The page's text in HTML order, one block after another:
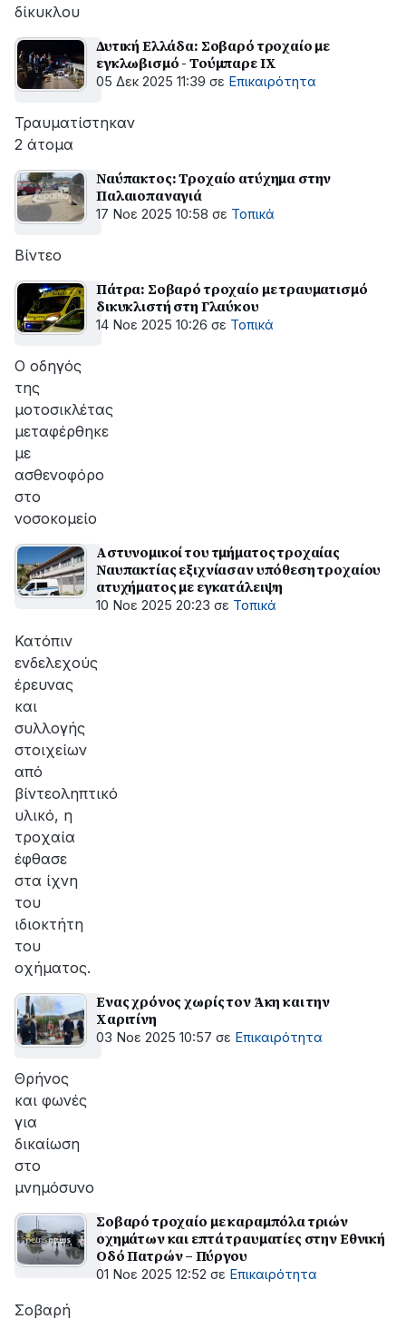
δίκυκλου
Δυτική Ελλάδα: Σοβαρό τροχαίο με
εγκλωβισμό - Τούμπαρε ΙΧ
05 Δεκ 2025 11:39 σε Επικαιρότητα
Τραυματίστηκαν
2 άτομα
Ναύπακτος: Τροχαίο ατύχημα στην
Παλαιοπαναγιά
17 Νοε 2025 10:58 σε Τοπικά
Βίντεο
Πάτρα: Σοβαρό τροχαίο με τραυματισμό
δικυκλιστή στη Γλαύκου
14 Νοε 2025 10:26 σε Τοπικά
Ο οδηγός
της
μοτοσικλέτας
μεταφέρθηκε
με
ασθενοφόρο
στο
νοσοκομείο
Αστυνομικοί του τμήματος τροχαίας
Ναυπακτίας εξιχνίασαν υπόθεση τροχαίου
ατυχήματος με εγκατάλειψη
10 Νοε 2025 20:23 σε Τοπικά
Κατόπιν
ενδελεχούς
έρευνας
και
συλλογής
στοιχείων
από
βίντεοληπτικό
υλικό, η
τροχαία
έφθασε
στα ίχνη
του
ιδιοκτήτη
του
οχήματος.
Ενας χρόνος χωρίς τον Άκη και την
Χαριτίνη
03 Νοε 2025 10:57 σε Επικαιρότητα
Θρήνος
και φωνές
για
δικαίωση
στο
μνημόσυνο
Σοβαρό τροχαίο με καραμπόλα τριών
οχημάτων και επτά τραυματίες στην Εθνική
Οδό Πατρών – Πύργου
01 Νοε 2025 12:52 σε Επικαιρότητα
Σοβαρή